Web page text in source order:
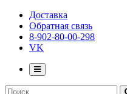
Доставка
Обратная связь
8-902-80-00-298
VK